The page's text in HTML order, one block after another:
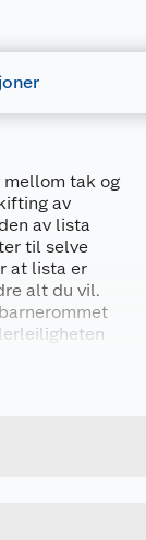
mellom tak og
av
av lista
til selve
at lista er
alt du vil.